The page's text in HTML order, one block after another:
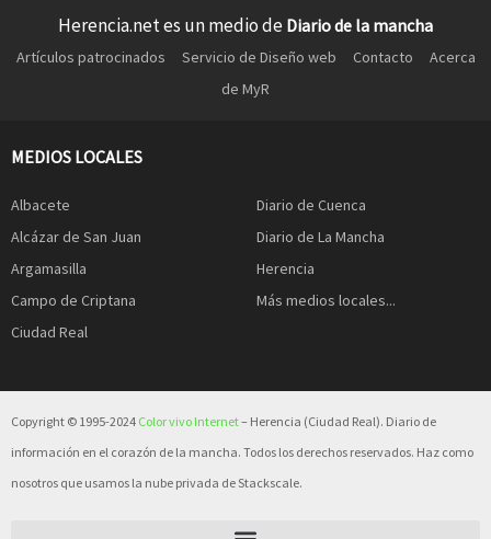
Herencia.net es un medio de Diario de la mancha
Artículos patrocinados Servicio de Diseño web Contacto
Acerca
de MyR
MEDIOS LOCALES
Albacete
Alcázar de San Juan
Argamasilla
Campo de Criptana
Ciudad Real
Diario de Cuenca
Diario de La Mancha
Herencia
Más medios locales...
Copyright © 1995-2024 Color vivo Internet– Herencia (Ciudad Real). Diario de
información en el corazón de la mancha. Todos los derechos reservados. Haz como
nosotros que usamos la nube privada de Stackscale.